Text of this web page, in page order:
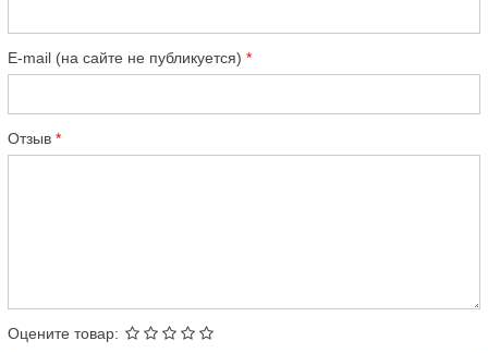
E-mail (на сайте не публикуется)
Отзыв
Оцените товар: